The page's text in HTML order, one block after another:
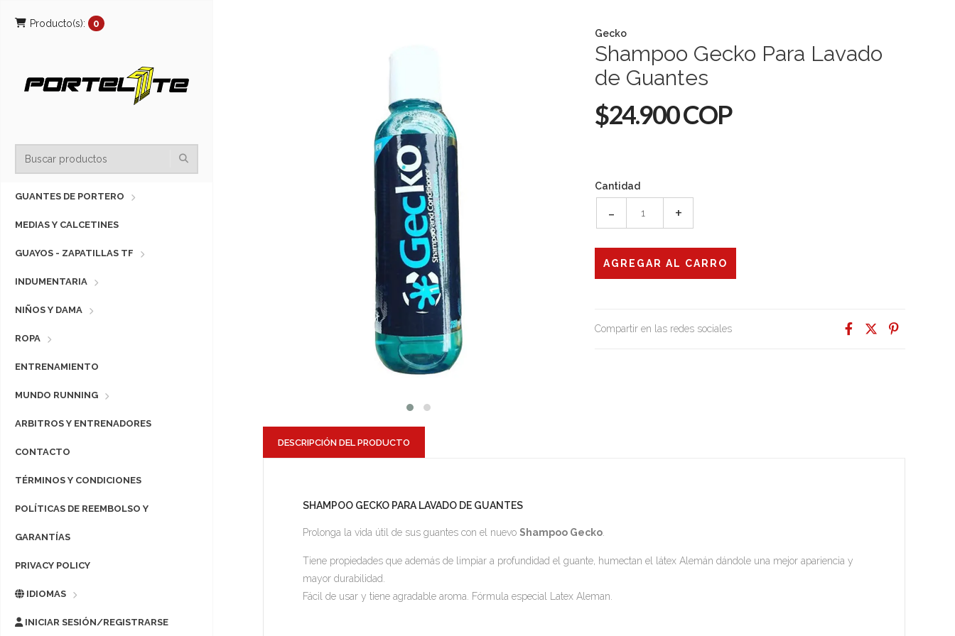
Producto(s): 0
GUANTES DE PORTERO
MEDIAS Y CALCETINES
GUAYOS - ZAPATILLAS TF
INDUMENTARIA
NIÑOS Y DAMA
ROPA
ENTRENAMIENTO
MUNDO RUNNING
ARBITROS Y ENTRENADORES
CONTACTO
TÉRMINOS Y CONDICIONES
POLÍTICAS DE REEMBOLSO Y
GARANTÍAS
PRIVACY POLICY
IDIOMAS
INICIAR SESIÓN/REGISTRARSE
Gecko
Shampoo Gecko Para Lavado
de Guantes
$24.900 COP
Cantidad
- +
Compartir en las redes sociales
DESCRIPCIÓN DEL PRODUCTO
SHAMPOO GECKO PARA LAVADO DE GUANTES
Prolonga la vida útil de sus guantes con el nuevo Shampoo Gecko
Tiene propiedades que además de limpiar a profundidad el guante, humectan el látex Alemán dándole una mejor apariencia y
mayor durabilidad.
Fácil de usar y tiene agradable aroma. Fórmula especial Latex Aleman.